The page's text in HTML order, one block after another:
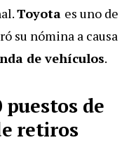
Toyota es uno de
su nómina a causa
de vehículos.
puestos de
retiros